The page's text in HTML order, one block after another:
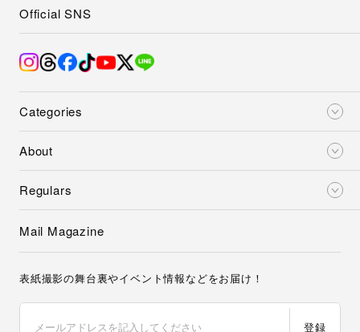
Categories
About
Regulars
Official SNS
Mail Magazine
表紙撮影の舞台裏やイベント情報などをお届け！
登録